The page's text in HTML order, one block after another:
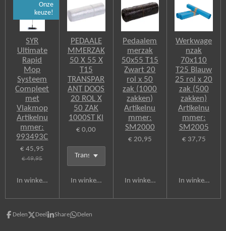
Onze
keuze!
SYR
Ultimate
Rapid
Mop
Systeem
Compleet
met
Vlakmop
Artikelnu
mmer:
993493C
€ 45,95
€ 49,95
In winkelwagen
PEDAALE
MMERZAK
50 X 55 X
T15
TRANSPAR
ANT DOOS
20 ROL X
50 ZAK
1000ST Kl
€ 0,00
In winkelwagen
Pedaalem
merzak
50x55 T15
Zwart 20
rol x 50
zak (1000
zakken)
Artikelnu
mmer:
SM2000
€ 20,95
In winkelwagen
Werkwage
nzak
70x110
T25 Blauw
25 rol x 20
zak (500
zakken)
Artikelnu
mmer:
SM2005
€ 37,75
In winkelwagen
Delen Deel Share Delen